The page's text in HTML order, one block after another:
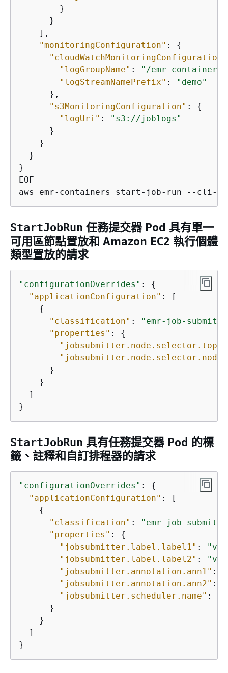
        }
      }
    ],
"monitoringConfiguration" : {
"cloudWatchMonitoringConfiguration"
"logGroupName" :
"/emr-
"logStreamNamePrefix" :
"demo"
      },
"s3MonitoringConfiguration" : {
"logUri" :
"s3://joblogs"
      }
    }
  }
}
EOF
aws emr-containers start-job-run --cli-
StartJobRun 任務提交器 Pod 具有單一
可用區節點置放和 Amazon EC2 執行個體
類型置放的請求
"configurationOverrides" : {
"applicationConfiguration" : [
{
"classification" :
"emr-job-
"properties" : {
      }
    }
  ]
}
StartJobRun 具有任務提交器 Pod 的標
籤、註釋和自訂排程器的請求
"configurationOverrides" : {
"applicationConfiguration" : [
{
"classification" :
"emr-job-
"properties" : {
"jobsubmitter.label.label1" :
"jobsubmitter.label.label2" :
"jobsubmitter.annotation.ann1" :
"jobsubmitter.annotation.ann2" :
"jobsubmitter.scheduler.name" :
      }
    }
  ]
}